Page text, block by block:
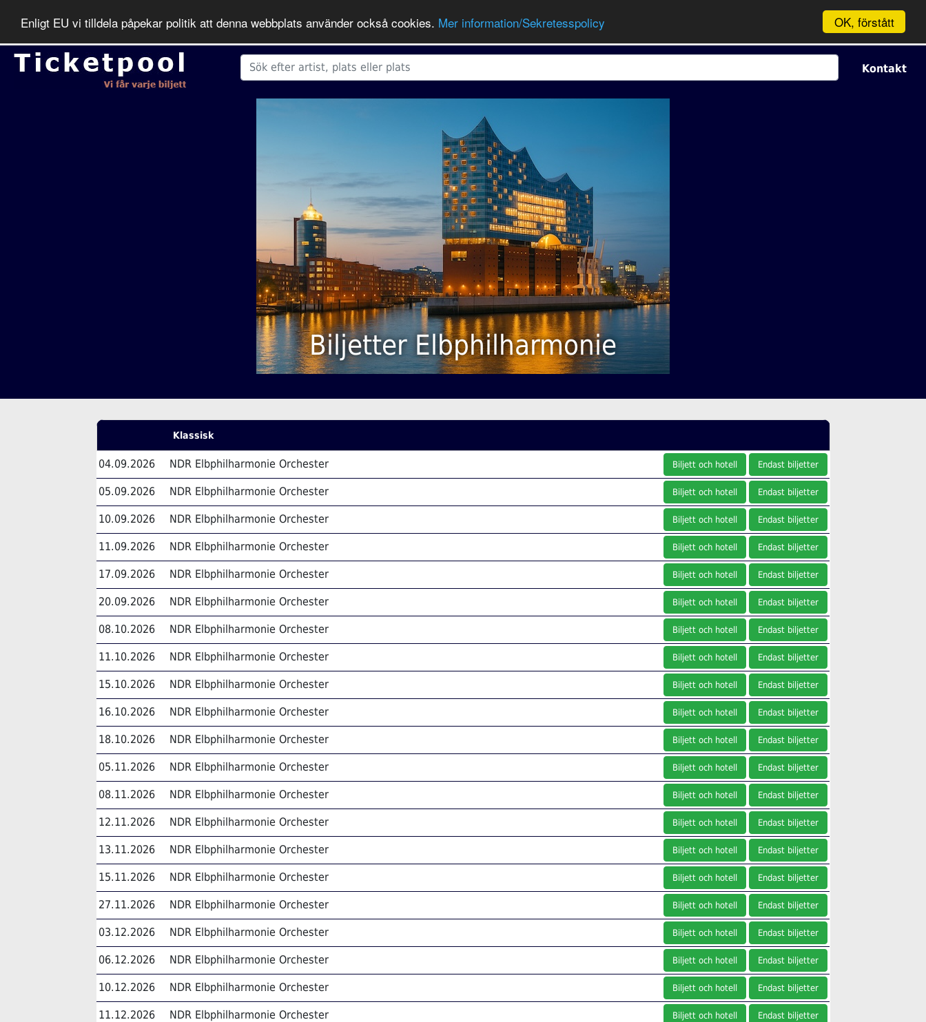
OK, förstått
Enligt EU vi tilldela påpekar politik att denna webbplats använder också cookies. Mer information/Sekretesspolicy
Kontakt
Biljetter Elbphilharmonie
Klassisk
04.09.2026 NDR Elbphilharmonie Orchester Biljett och hotell Endast biljetter
05.09.2026 NDR Elbphilharmonie Orchester Biljett och hotell Endast biljetter
10.09.2026 NDR Elbphilharmonie Orchester Biljett och hotell Endast biljetter
11.09.2026 NDR Elbphilharmonie Orchester Biljett och hotell Endast biljetter
17.09.2026 NDR Elbphilharmonie Orchester Biljett och hotell Endast biljetter
20.09.2026 NDR Elbphilharmonie Orchester Biljett och hotell Endast biljetter
08.10.2026 NDR Elbphilharmonie Orchester Biljett och hotell Endast biljetter
11.10.2026 NDR Elbphilharmonie Orchester Biljett och hotell Endast biljetter
15.10.2026 NDR Elbphilharmonie Orchester Biljett och hotell Endast biljetter
16.10.2026 NDR Elbphilharmonie Orchester Biljett och hotell Endast biljetter
18.10.2026 NDR Elbphilharmonie Orchester Biljett och hotell Endast biljetter
05.11.2026 NDR Elbphilharmonie Orchester Biljett och hotell Endast biljetter
08.11.2026 NDR Elbphilharmonie Orchester Biljett och hotell Endast biljetter
12.11.2026 NDR Elbphilharmonie Orchester Biljett och hotell Endast biljetter
13.11.2026 NDR Elbphilharmonie Orchester Biljett och hotell Endast biljetter
15.11.2026 NDR Elbphilharmonie Orchester Biljett och hotell Endast biljetter
27.11.2026 NDR Elbphilharmonie Orchester Biljett och hotell Endast biljetter
03.12.2026 NDR Elbphilharmonie Orchester Biljett och hotell Endast biljetter
06.12.2026 NDR Elbphilharmonie Orchester Biljett och hotell Endast biljetter
10.12.2026 NDR Elbphilharmonie Orchester Biljett och hotell Endast biljetter
11.12.2026 NDR Elbphilharmonie Orchester Biljett och hotell Endast biljetter